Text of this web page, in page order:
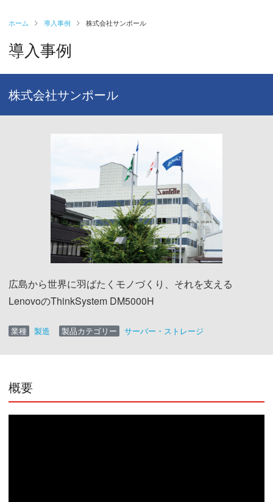
ホーム 導入事例 株式会社サンポール
導入事例
株式会社サンポール
広島から世界に羽ばたくモノづくり、それを支える
LenovoのThinkSystem DM5000H
業種 製造 製品カテゴリー サーバー・ストレージ
概要